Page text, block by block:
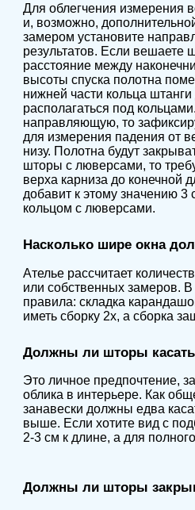
Для облегчения измерения
и, возможно,
замером установите
результатов. Если вешаете
расстояние между
высоты спуска полотна
нижней части кольца
располагаться под
направляющую, то
для измерения падения от
низу. Полотна будут
шторы с люверсами, то
верха карниза до конечной
добавит к этому значению 3
кольцом с люверсами.
Насколько шире окна
Ателье рассчитает
или собственных замеров.
правила: складка
иметь сборку 2x, а сборка
Должны ли шторы
Это личное предпочтение,
облика в интерьере. Как
занавески должны едва
выше. Если хотите вид с
2-3 см к длине, а для
Должны ли шторы